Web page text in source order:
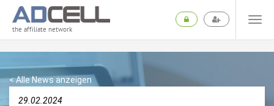
the affiliate network
< Alle News anzeigen
29.02.2024